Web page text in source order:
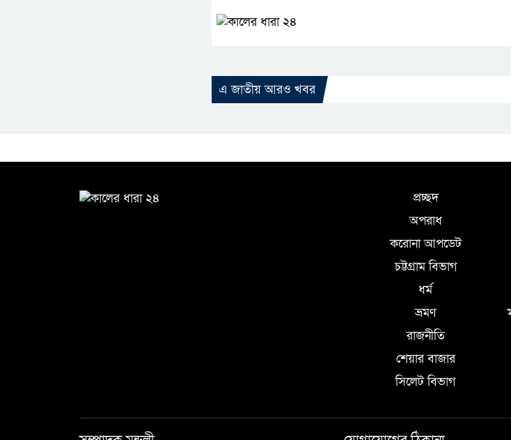
এ জাতীয় আরও খবর
প্রচ্ছদ
অপরাধ
করোনা আপডেট
চট্টগ্রাম বিভাগ
ধর্ম
ভ্রমণ
রাজনীতি
শেয়ার বাজার
সিলেট বিভাগ